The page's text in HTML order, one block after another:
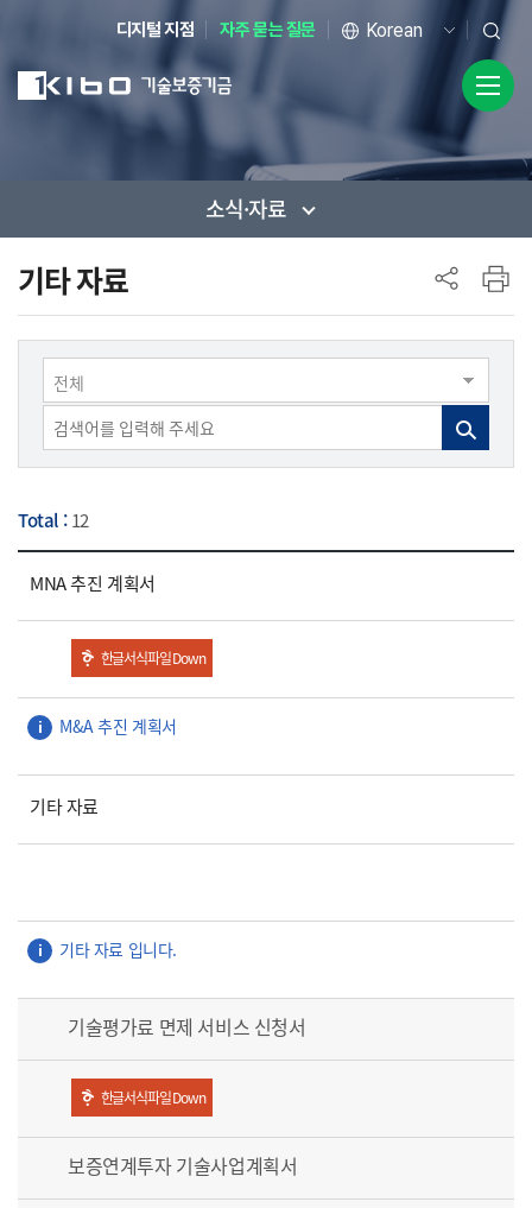
디지털 지점 자주 묻는 질문
사이드 메뉴
소식·자료
기타 자료
전체
Total :12
MNA 추진 계획서
한글서식파일 Down
기타 자료
기술평가료 면제 서비스 신청서
한글서식파일 Down
보증연계투자 기술사업계획서